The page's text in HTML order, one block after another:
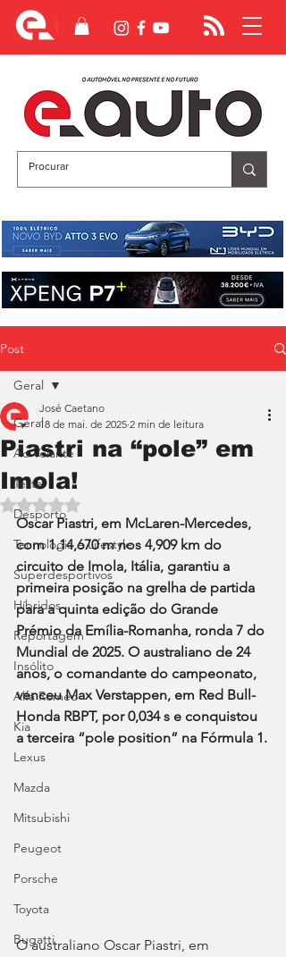
Post
Geral
Ao Volante
Teste
Desporto
Tecnologia e Lifestyle
Superdesportivos
Híbridos
Reportagem
Insólito
Alfa Romeo
Kia
Lexus
Mazda
Mitsubishi
Peugeot
Porsche
Toyota
Bugatti
Geral
Piastri na “pole” em
Imola!
José Caetano
18 de mai. de 2025 2 min de leitura
Avaliado com NaN de 5 estrelas.
Oscar Piastri, em McLaren-Mercedes,
com 1.14,670 m nos 4,909 km do
circuito de Imola, Itália, garantiu a
primeira posição na grelha de partida
para a quinta edição do Grande
Prémio da Emília-Romanha, ronda 7 do
Mundial de 2025. O australiano de 24
anos, o comandante do campeonato,
venceu Max Verstappen, em Red Bull-
Honda RBPT, por 0,034 s e conquistou
a terceira “pole position” na Fórmula 1.
O australiano Oscar Piastri, em